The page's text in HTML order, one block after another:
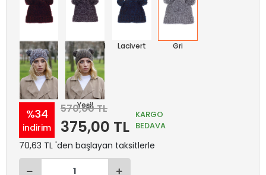
Mürdüm Kahverengi Lacivert Gri
Mavi Yeşil
%34
indirim
570,00 TL
375,00 TL
KARGO
BEDAVA
70,63 TL 'den başlayan taksitlerle